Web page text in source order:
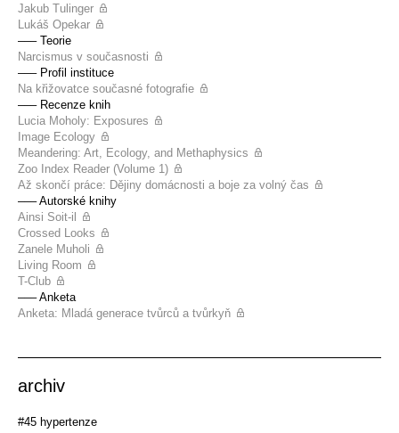
Jakub Tulinger
Lukáš Opekar
––– Teorie
Narcismus v současnosti
––– Profil instituce
Na křižovatce současné fotografie
––– Recenze knih
Lucia Moholy: Exposures
Image Ecology
Meandering: Art, Ecology, and Methaphysics
Zoo Index Reader (Volume 1)
Až skončí práce: Dějiny domácnosti a boje za volný čas
––– Autorské knihy
Ainsi Soit-il
Crossed Looks
Zanele Muholi
Living Room
T-Club
––– Anketa
Anketa: Mladá generace tvůrců a tvůrkyň
archiv
#45 hypertenze